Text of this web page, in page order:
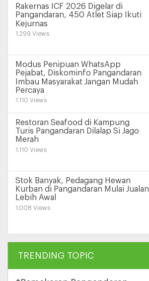
Rakernas ICF 2026 Digelar di
Pangandaran, 450 Atlet Siap Ikuti
Kejurnas
1.299 Views
Modus Penipuan WhatsApp
Pejabat, Diskominfo Pangandaran
Imbau Masyarakat Jangan Mudah
Percaya
1.110 Views
Restoran Seafood di Kampung
Turis Pangandaran Dilalap Si Jago
Merah
1.110 Views
Stok Banyak, Pedagang Hewan
Kurban di Pangandaran Mulai Jualan
Lebih Awal
1.008 Views
TRENDING TOPIC